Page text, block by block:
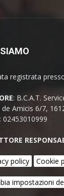
registrata
: B.C.A.T.
de Amicis 6/7,
02453010999
policy Cookie
impostazioni